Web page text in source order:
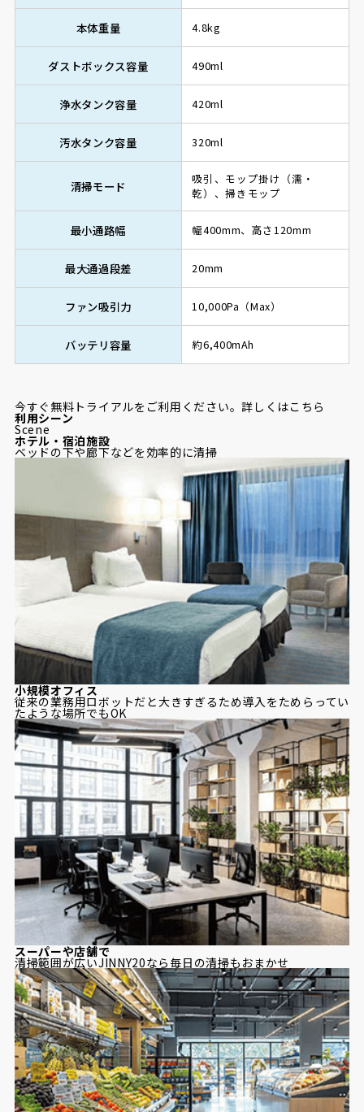
本体重量 4.8kg
ダストボックス容量 490ml
浄水タンク容量 420ml
汚水タンク容量 320ml
清掃モード
吸引、モップ掛け（濡・
乾）、掃きモップ
最小通路幅 幅400mm、高さ120mm
最大通過段差 20mm
ファン吸引力 10,000Pa（Max）
バッテリ容量 約6,400mAh
今すぐ無料トライアルをご利用ください。詳しくはこちら
利用シーン
Scene
ホテル・宿泊施設
ベッドの下や廊下などを効率的に清掃
小規模オフィス
従来の業務用ロボットだと大きすぎるため導入をためらってい
たような場所でもOK
スーパーや店舗で
清掃範囲が広いJINNY20なら毎日の清掃もおまかせ